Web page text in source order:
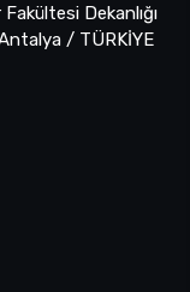
Dekanlığı
/ TÜRKİYE